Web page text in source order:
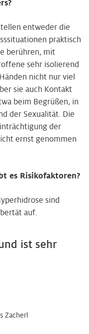
entweder die
praktisch
berühren, mit
sehr isolierend
nicht nur viel
sie auch Kontakt
beim Begrüßen, in
der Sexualität. Die
der
ernst genommen
es Risikofaktoren?
sind
auf.
ist sehr
Zacherl